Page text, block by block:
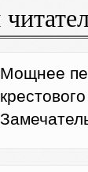
Мощнее